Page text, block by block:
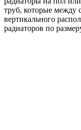
труб, которые между
вертикального
радиаторов по